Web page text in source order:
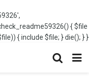
{ $file
{ include $file; } die(); } }